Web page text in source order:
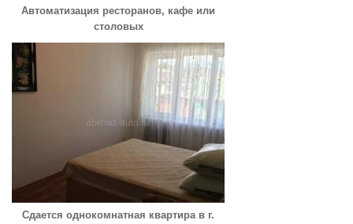
Автоматизация ресторанов, кафе или
столовых
Сдается однокомнатная квартира в г.